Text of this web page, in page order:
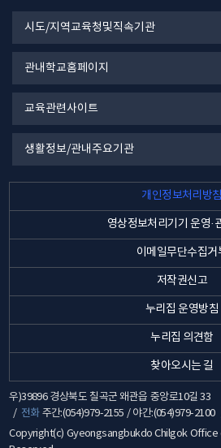
시도/지역교육청및직속기관
관내학교홈페이지
교육관련사이트
생활정보/관내주요기관
개인정보처리방침
영상정보처리기기 운영·
이메일무단수집거
저작권신고
누리집 운영방침
누리집 의견함
찾아오시는 길
우)39896 경상북도 칠곡군 왜관읍 중앙로10길 33
전화주간:(054)979-2155 / 야간:(054)979-2100
Copyright(c) Gyeongsangbukdo Chilgok Office